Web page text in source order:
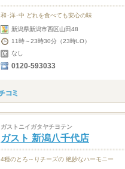
和･洋･中 どれを食べても安心の味
新潟県新潟市西区山田48
11時～23時30分（23時LO）
なし
0120-593033
ガストニイガタヤチヨテン
ガスト 新潟八千代店
4種のとろ～りチーズの 絶妙なハーモニー